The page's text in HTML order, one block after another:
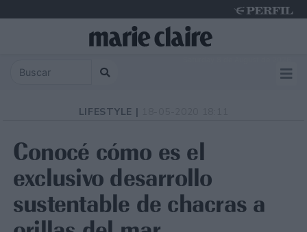
LIFESTYLE |
Conocé cómo es el
exclusivo desarrollo
sustentable de chacras a